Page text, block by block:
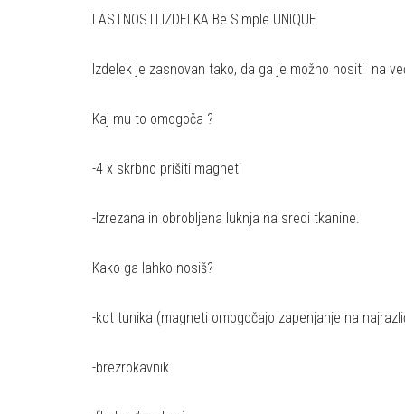
LASTNOSTI IZDELKA Be Simple UNIQUE
Izdelek je zasnovan tako, da ga je možno nositi na
Kaj mu to omogoča ?
-4 x skrbno prišiti magneti
-Izrezana in obrobljena luknja na sredi tkanine.
Kako ga lahko nosiš?
-kot tunika (magneti omogočajo zapenjanje na
-brezrokavnik